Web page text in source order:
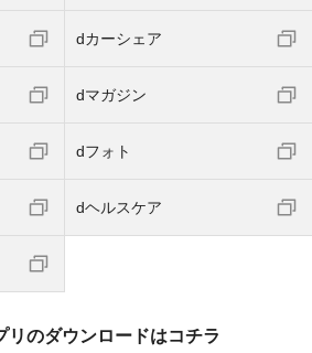
dカーシェア
dマガジン
dフォト
dヘルスケア
リのダウンロードはコチラ